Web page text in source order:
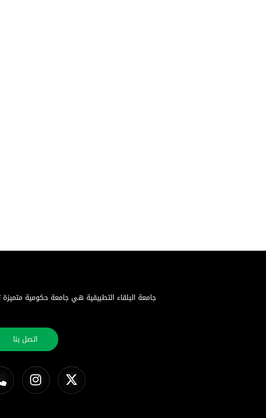
اتصل بنا